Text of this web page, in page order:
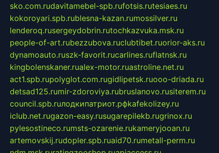
sko.com.rudavitamebel-spb.rufotsis.rutesiaes.ru
kokoroyari.spb.rublesna-kazan.rumossilver.ru
lenderoq.rusergeydobrin.rutochkazvuka.msk.ru
people-of-art.rubezzubova.ruclubtibet.ruorior-aks.ru
dynamoauto.ruszk-favorit.rucarlines.ruflatnsk.ru
kingbolenskaner.rualex-motor.ruastroline.net.ru
act1.spb.rupolyglot.com.rugidlipetsk.ruooo-driada.ru
detsad125.rumir-zdoroviya.rubruslanovo.rusiterem.ru
council.spb.ruлодкипатриот.рфkafekolizey.ru
iclub.net.rugazon-easy.rusugarepilekb.rugrinox.ru
pylesostineco.rumsts-ozarenie.rukameryjooan.ru
artemovskij.rudopler.spb.ruaid70.rumetall-perm.ru